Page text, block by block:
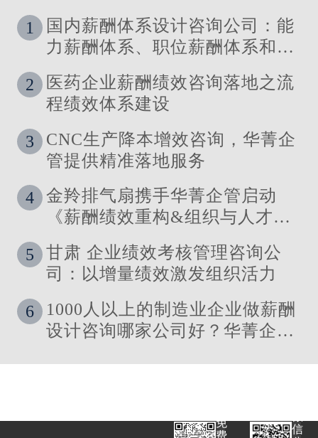
1
国内薪酬体系设计咨询公司：能
力薪酬体系、职位薪酬体系和技
2
医药企业薪酬绩效咨询落地之流
程绩效体系建设
3
CNC生产降本增效咨询，华菁企
管提供精准落地服务
4
金羚排气扇携手华菁企管启动
《薪酬绩效重构&组织与人才发
5
甘肃 企业绩效考核管理咨询公
司：以增量绩效激发组织活力
6
1000人以上的制造业企业做薪酬
设计咨询哪家公司好？华菁企管
免
费
信